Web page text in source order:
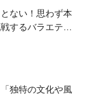
ない！思わず本
するバラエティ
独特の文化や風